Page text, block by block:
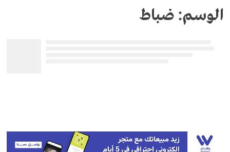
الوسم: ضباط